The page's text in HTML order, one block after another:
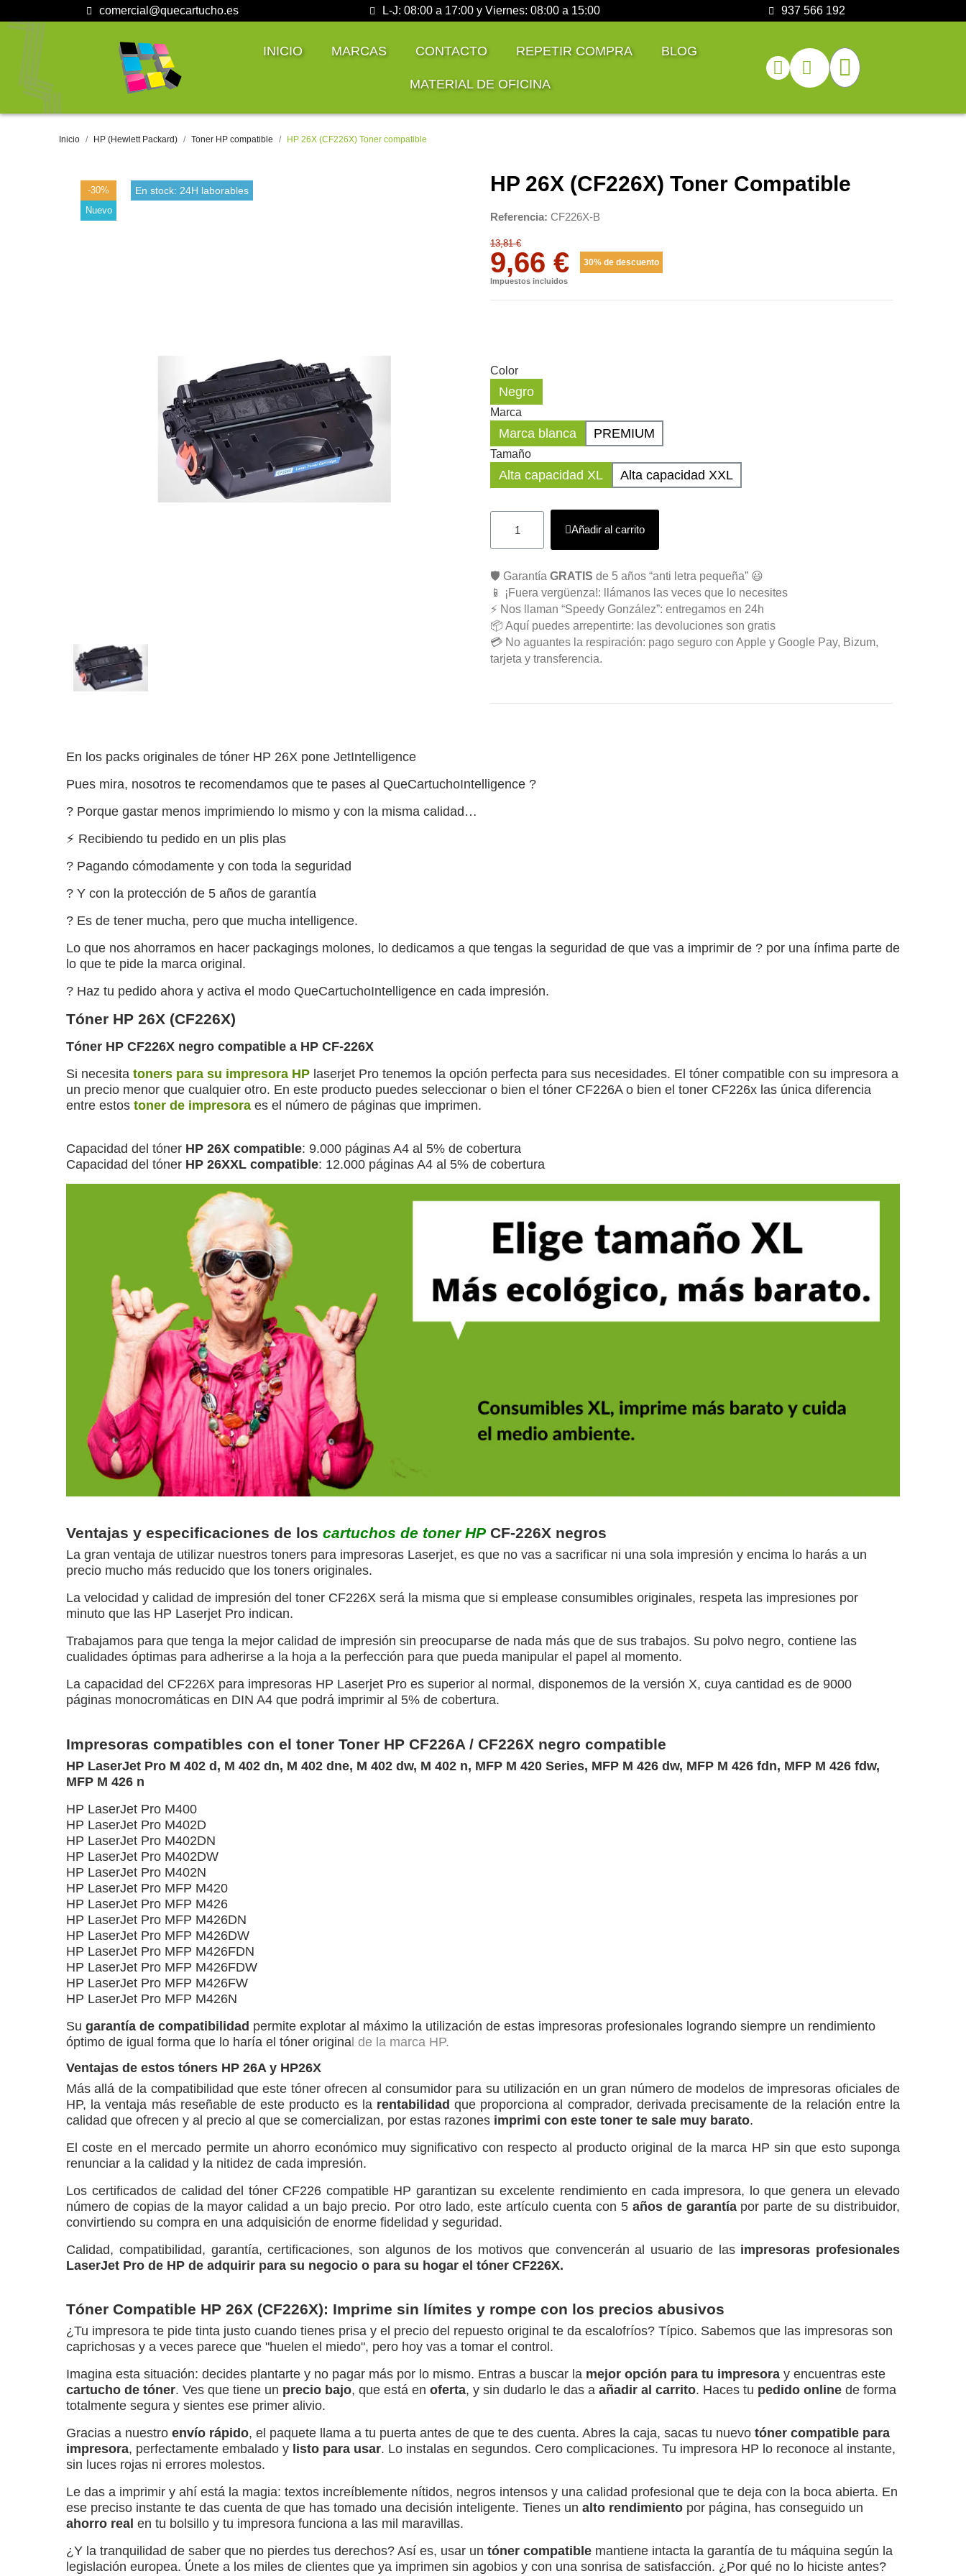
comercial@quecartucho.es L-J: 08:00 a 17:00 y Viernes: 08:00 a 15:00 937 566 192
INICIO MARCAS CONTACTO REPETIR COMPRA BLOG
MATERIAL DE OFICINA
Inicio HP (Hewlett Packard) Toner HP compatible HP 26X (CF226X) Toner compatible
-30%
Nuevo
En stock: 24H laborables HP 26X (CF226X) Toner Compatible
Referencia CF226X-B
13,81 €
9,66 € 30% de descuento
Impuestos incluidos
Color
Negro
Marca
Marca blanca PREMIUM
Tamaño
Alta capacidad XL Alta capacidad XXL
Añadir al carrito
🛡️ Garantía GRATIS de 5 años “anti letra pequeña” 😃
📱 ¡Fuera vergüenza!: llámanos las veces que lo necesites
⚡ Nos llaman “Speedy González”: entregamos en 24h
📦 Aquí puedes arrepentirte: las devoluciones son gratis
💳 No aguantes la respiración: pago seguro con Apple y Google Pay, Bizum,
tarjeta y transferencia.
En los packs originales de tóner HP 26X pone JetIntelligence
Pues mira, nosotros te recomendamos que te pases al QueCartuchoIntelligence ?
? Porque gastar menos imprimiendo lo mismo y con la misma calidad…
⚡️ Recibiendo tu pedido en un plis plas
? Pagando cómodamente y con toda la seguridad
?️ Y con la protección de 5 años de garantía
? Es de tener mucha, pero que mucha intelligence.
Lo que nos ahorramos en hacer packagings molones, lo dedicamos a que tengas la seguridad de que vas a imprimir de ? por una ínfima parte de
lo que te pide la marca original.
?️ Haz tu pedido ahora y activa el modo QueCartuchoIntelligence en cada impresión.
Tóner HP 26X (CF226X)
Tóner HP CF226X negro compatible a HP CF-226X
Si necesita toners para su impresora HP laserjet Pro tenemos la opción perfecta para sus necesidades. El tóner compatible con su impresora a
un precio menor que cualquier otro. En este producto puedes seleccionar o bien el tóner CF226A o bien el toner CF226x las única diferencia
entre estos toner de impresora es el número de páginas que imprimen.
Capacidad del tóner HP 26X compatible: 9.000 páginas A4 al 5% de cobertura
Capacidad del tóner HP 26XXL compatible: 12.000 páginas A4 al 5% de cobertura
Ventajas y especificaciones de los cartuchos de toner HP CF-226X negros
La gran ventaja de utilizar nuestros toners para impresoras Laserjet, es que no vas a sacrificar ni una sola impresión y encima lo harás a un
precio mucho más reducido que los toners originales.
La velocidad y calidad de impresión del toner CF226X será la misma que si emplease consumibles originales, respeta las impresiones por
minuto que las HP Laserjet Pro indican.
Trabajamos para que tenga la mejor calidad de impresión sin preocuparse de nada más que de sus trabajos. Su polvo negro, contiene las
cualidades óptimas para adherirse a la hoja a la perfección para que pueda manipular el papel al momento.
La capacidad del CF226X para impresoras HP Laserjet Pro es superior al normal, disponemos de la versión X, cuya cantidad es de 9000
páginas monocromáticas en DIN A4 que podrá imprimir al 5% de cobertura.
Impresoras compatibles con el toner Toner HP CF226A / CF226X negro compatible
HP LaserJet Pro M 402 d, M 402 dn, M 402 dne, M 402 dw, M 402 n, MFP M 420 Series, MFP M 426 dw, MFP M 426 fdn, MFP M 426 fdw,
MFP M 426 n
HP LaserJet Pro M400
HP LaserJet Pro M402D
HP LaserJet Pro M402DN
HP LaserJet Pro M402DW
HP LaserJet Pro M402N
HP LaserJet Pro MFP M420
HP LaserJet Pro MFP M426
HP LaserJet Pro MFP M426DN
HP LaserJet Pro MFP M426DW
HP LaserJet Pro MFP M426FDN
HP LaserJet Pro MFP M426FDW
HP LaserJet Pro MFP M426FW
HP LaserJet Pro MFP M426N
Su garantía de compatibilidad permite explotar al máximo la utilización de estas impresoras profesionales logrando siempre un rendimiento
óptimo de igual forma que lo haría el tóner origina l de la marca HP.
Ventajas de estos tóners HP 26A y HP26X
Más allá de la compatibilidad que este tóner ofrecen al consumidor para su utilización en un gran número de modelos de impresoras oficiales de
HP, la ventaja más reseñable de este producto es la rentabilidad que proporciona al comprador, derivada precisamente de la relación entre la
calidad que ofrecen y al precio al que se comercializan, por estas razones imprimi con este toner te sale muy barato.
El coste en el mercado permite un ahorro económico muy significativo con respecto al producto original de la marca HP sin que esto suponga
renunciar a la calidad y la nitidez de cada impresión.
Los certificados de calidad del tóner CF226 compatible HP garantizan su excelente rendimiento en cada impresora, lo que genera un elevado
número de copias de la mayor calidad a un bajo precio. Por otro lado, este artículo cuenta con 5años de garantíapor parte de su distribuidor,
convirtiendo su compra en una adquisición de enorme fidelidad y seguridad.
Calidad, compatibilidad, garantía, certificaciones, son algunos de los motivos que convencerán al usuario de las impresoras profesionales
LaserJet Pro de HP de adquirir para su negocio o para su hogar el tóner CF226X.
Tóner Compatible HP 26X (CF226X): Imprime sin límites y rompe con los precios abusivos
¿Tu impresora te pide tinta justo cuando tienes prisa y el precio del repuesto original te da escalofríos? Típico. Sabemos que las impresoras son
caprichosas y a veces parece que "huelen el miedo", pero hoy vas a tomar el control.
Imagina esta situación: decides plantarte y no pagar más por lo mismo. Entras a buscar la mejor opción para tu impresora y encuentras este
cartucho de tóner. Ves que tiene un precio bajo, que está en oferta, y sin dudarlo le das a añadir al carrito. Haces tu pedido online de forma
totalmente segura y sientes ese primer alivio.
Gracias a nuestro envío rápido, el paquete llama a tu puerta antes de que te des cuenta. Abres la caja, sacas tu nuevo tóner compatible para
impresora, perfectamente embalado y listo para usar. Lo instalas en segundos. Cero complicaciones. Tu impresora HP lo reconoce al instante,
sin luces rojas ni errores molestos.
Le das a imprimir y ahí está la magia: textos increíblemente nítidos, negros intensos y una calidad profesional que te deja con la boca abierta. En
ese preciso instante te das cuenta de que has tomado una decisión inteligente. Tienes un alto rendimiento por página, has conseguido un
ahorro real en tu bolsillo y tu impresora funciona a las mil maravillas.
¿Y la tranquilidad de saber que no pierdes tus derechos? Así es, usar un tóner compatible mantiene intacta la garantía de tu máquina según la
legislación europea. Únete a los miles de clientes que ya imprimen sin agobios y con una sonrisa de satisfacción. ¿Por qué no lo hiciste antes?